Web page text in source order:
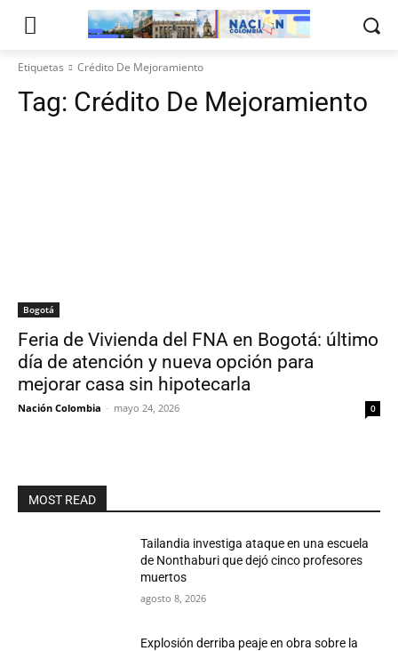
Etiquetas Crédito De Mejoramiento
Tag: Crédito De Mejoramiento
Bogotá
Feria de Vivienda del FNA en Bogotá: último
día de atención y nueva opción para
mejorar casa sin hipotecarla
Nación Colombia - mayo 24, 2026 0
MOST READ
Tailandia investiga ataque en una escuela
de Nonthaburi que dejó cinco profesores
muertos
agosto 8, 2026
Explosión derriba peaje en obra sobre la